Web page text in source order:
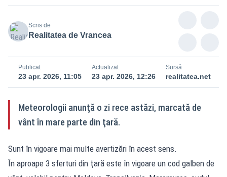
Scris de
Realitatea de Vrancea
Publicat
23 apr. 2026, 11:05
Actualizat
23 apr. 2026, 12:26
Sursă
realitatea.net
Meteorologii anunţă o zi rece astăzi, marcată de
vânt în mare parte din ţară.
Sunt în vigoare mai multe avertizări în acest sens.
În aproape 3 sferturi din ţară este în vigoare un cod galben de